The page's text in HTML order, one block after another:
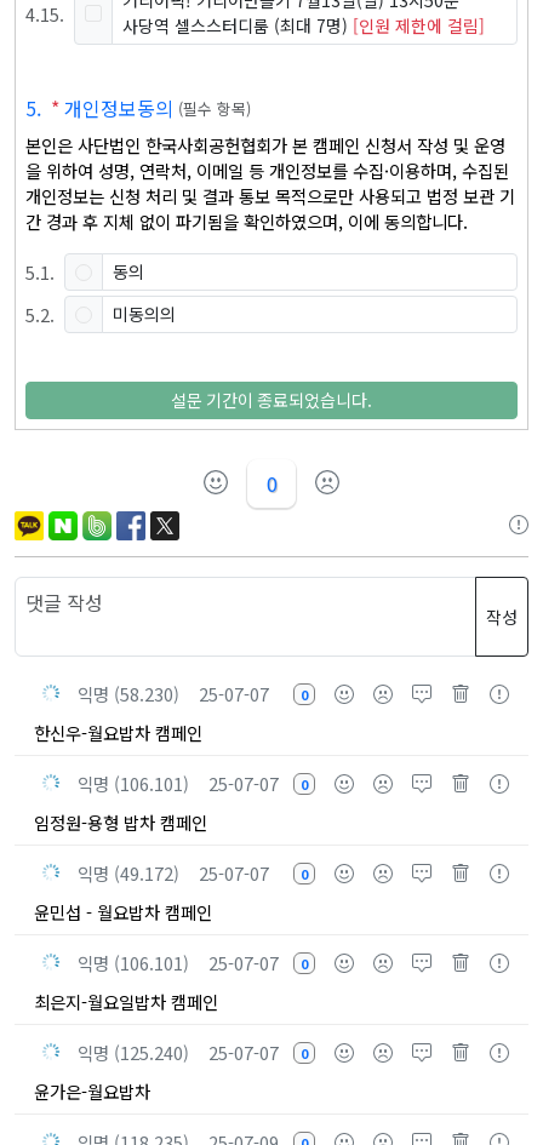
4.15.
사당역 셀스스터디룸 (최대 7명) [인원 제한에 걸림]
5. *개인정보동의 (필수 항목)
본인은 사단법인 한국사회공헌협회가 본 캠페인 신청서 작성 및 운영
을 위하여 성명, 연락처, 이메일 등 개인정보를 수집·이용하며, 수집된
개인정보는 신청 처리 및 결과 통보 목적으로만 사용되고 법정 보관 기
간 경과 후 지체 없이 파기됨을 확인하였으며, 이에 동의합니다.
5.1. 동의
5.2. 미동의의
설문 기간이 종료되었습니다.
0
작성
익명 (58.230) 25-07-07 0
한신우-월요밥차 캠페인
익명 (106.101)
25-07-07 0
임정원-용형 밥차 캠페인
익명 (49.172)
25-07-07 0
윤민섭 - 월요밥차 캠페인
익명 (106.101)
25-07-07 0
최은지-월요일밥차 캠페인
익명 (125.240)
25-07-07 0
윤가은-월요밥차